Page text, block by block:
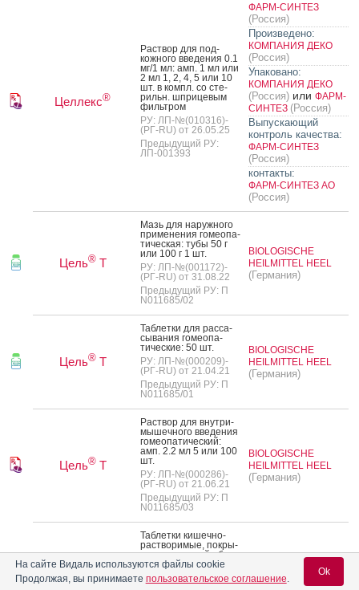
Целлекс®
Рас­твор для под­
кожно­го вве­дения 0.1
мг/1 мл: амп. 1 мл или
2 мл 1, 2, 4, 5 или 10
шт. в компл. со сте­
рильн. шпри­цевым
филь­тром
РУ: ЛП-№(010316)-
(РГ-RU) от 26.05.25
Предыдущий РУ:
ЛП-001393
ФАРМ-СИНТЕЗ
(Россия)
Произведено:
КОМПАНИЯ ДЕКО
(Россия)
Упаковано:
КОМПАНИЯ ДЕКО
(Россия) или ФАРМ-
СИНТЕЗ (Россия)
Выпускающий
контроль качества:
ФАРМ-СИНТЕЗ
(Россия)
контакты:
ФАРМ-СИНТЕЗ АО
(Россия)
Цель®Т
Мазь для на­руж­но­го
при­мене­ния го­ме­опа­
тичес­кая: ту­бы 50 г
или 100 г 1 шт.
РУ: ЛП-№(001172)-
(РГ-RU) от 31.08.22
Предыдущий РУ: П
N011685/02
BIOLOGISCHE
HEILMITTEL HEEL
(Германия)
Цель®Т
Таб­летки для рас­са­
сыва­ния го­ме­опа­
тичес­кие: 50 шт.
РУ: ЛП-№(000209)-
(РГ-RU) от 21.04.21
Предыдущий РУ: П
N011685/01
BIOLOGISCHE
HEILMITTEL HEEL
(Германия)
Цель®Т
Рас­твор для внут­ри­
мышеч­но­го вве­дения
го­ме­опа­тичес­кий:
амп. 2.2 мл 5 или 100
шт.
РУ: ЛП-№(000286)-
(РГ-RU) от 21.06.21
Предыдущий РУ: П
N011685/03
BIOLOGISCHE
HEILMITTEL HEEL
(Германия)
Таб­летки ки­шеч­но­
рас­тво­римые, пок­ры­
тые пле­ноч­ной обо­
лоч­кой, 150 мг: 10, 20
или 50 шт.
РУ: ЛП-№(006059)-
(Россия)
На сайте Видаль используются файлы cookie
Продолжая, вы принимаете пользовательское соглашение.
Ok